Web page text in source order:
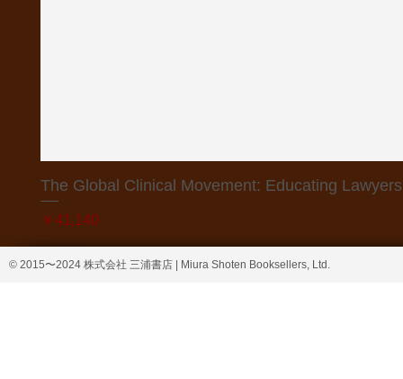
The Global Clinical Movement: Educating
価格
￥41,140
© 2015〜2024 株式会社 三浦書店 | Miura Shoten Booksellers, Ltd.